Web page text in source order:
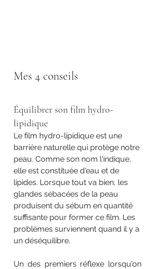
Mes 4 conseils
Équilibrer son film hydro-
lipidique
Le film hydro-lipidique est une
barrière naturelle qui protège notre
peau. Comme son nom l'indique,
elle est constituée d'eau et de
lipides. Lorsque tout va bien, les
glandes sébacées de la peau
produisent du sébum en quantité
suffisante pour former ce film. Les
problèmes surviennent quand il y a
un déséquilibre.
Un des premiers réflexe lorsqu'on